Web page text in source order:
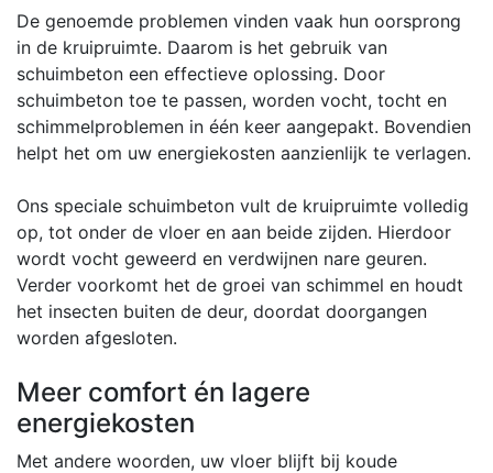
De genoemde problemen vinden vaak hun oorsprong
in de kruipruimte. Daarom is het gebruik van
schuimbeton een effectieve oplossing. Door
schuimbeton toe te passen, worden vocht, tocht en
schimmelproblemen in één keer aangepakt. Bovendien
helpt het om uw energiekosten aanzienlijk te verlagen.
Ons speciale schuimbeton vult de kruipruimte volledig
op, tot onder de vloer en aan beide zijden. Hierdoor
wordt vocht geweerd en verdwijnen nare geuren.
Verder voorkomt het de groei van schimmel en houdt
het insecten buiten de deur, doordat doorgangen
worden afgesloten.
Meer comfort én lagere
energiekosten
Met andere woorden, uw vloer blijft bij koude